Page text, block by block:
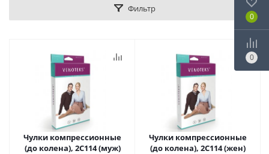
Фильтр
Чулки компрессионные
(до колена), 2С114 (муж)
Чулки компрессионные
(до колена), 2С114 (жен)
0
0